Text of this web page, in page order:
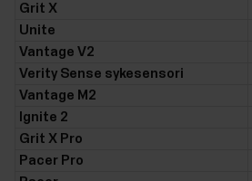
Grit X
Unite
Vantage V2
Verity Sense sykesensori
Vantage M2
Ignite 2
Grit X Pro
Pacer Pro